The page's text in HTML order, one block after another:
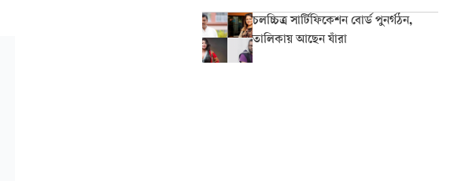
চলচ্চিত্র সার্টিফিকেশন বোর্ড পুনর্গঠন,
তালিকায় আছেন যাঁরা